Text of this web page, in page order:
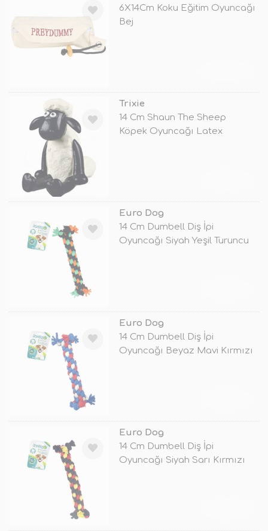
6X14Cm Koku Eğitim Oyuncağı
Bej
Trixie
14 Cm Shaun The Sheep
Köpek Oyuncağı Latex
Euro Dog
14 Cm Dumbell Diş İpi
Oyuncağı Siyah Yeşil Turuncu
Euro Dog
14 Cm Dumbell Diş İpi
Oyuncağı Beyaz Mavi Kırmızı
Euro Dog
14 Cm Dumbell Diş İpi
Oyuncağı Siyah Sarı Kırmızı